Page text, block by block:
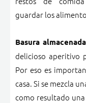
guardar los
Basura
delicioso aperitivo
Por eso es
casa. Si se mezcla
como resultado